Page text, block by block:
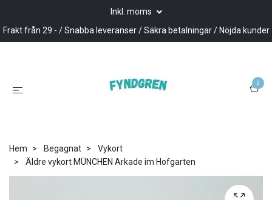
Inkl. moms
Frakt från 29:- / Snabba leveranser / Säkra betalningar / Nöjda kunder
0
Hem Begagnat
Vykort
Äldre vykort MÜNCHEN Arkade im Hofgarten